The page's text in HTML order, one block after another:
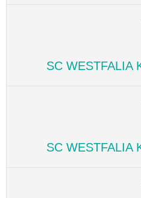
SC WESTFALIA
SC WESTFALIA